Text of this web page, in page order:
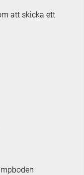
att skicka ett